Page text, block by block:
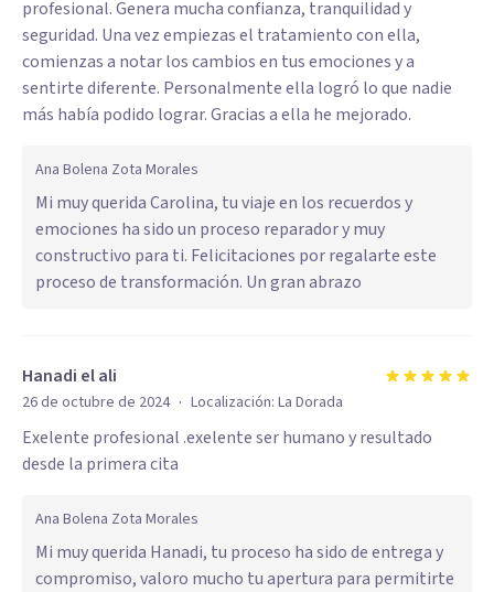
profesional. Genera mucha confianza, tranquilidad y
seguridad. Una vez empiezas el tratamiento con ella,
comienzas a notar los cambios en tus emociones y a
sentirte diferente. Personalmente ella logró lo que nadie
más había podido lograr. Gracias a ella he mejorado.
Ana Bolena Zota Morales
Mi muy querida Carolina, tu viaje en los recuerdos y
emociones ha sido un proceso reparador y muy
constructivo para ti. Felicitaciones por regalarte este
proceso de transformación. Un gran abrazo
Hanadi el ali
26 de octubre de 2024 · Localización: La Dorada
Exelente profesional .exelente ser humano y resultado
desde la primera cita
Ana Bolena Zota Morales
Mi muy querida Hanadi, tu proceso ha sido de entrega y
compromiso, valoro mucho tu apertura para permitirte